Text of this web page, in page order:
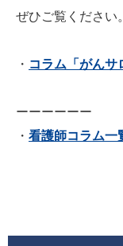
ぜひご覧ください。
・ コラム「がんサ
ーーーーーー
・ 看護師コラム一